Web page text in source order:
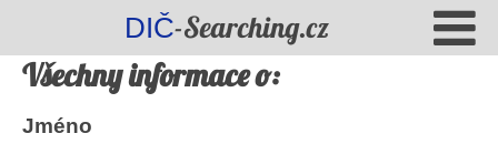
DIČ-Searching.cz
Všechny informace o:
Jméno